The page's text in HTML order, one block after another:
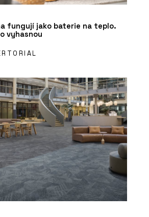
fungují jako baterie na teplo.
vyhasnou